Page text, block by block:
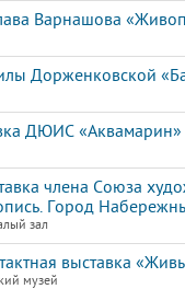
Варнашова
Дорженковской
ДЮИС
члена Союза
Город
зал
выставка
музей